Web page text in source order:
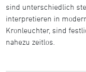
sind unterschiedlich
interpretieren in
Kronleuchter, sind
nahezu zeitlos.